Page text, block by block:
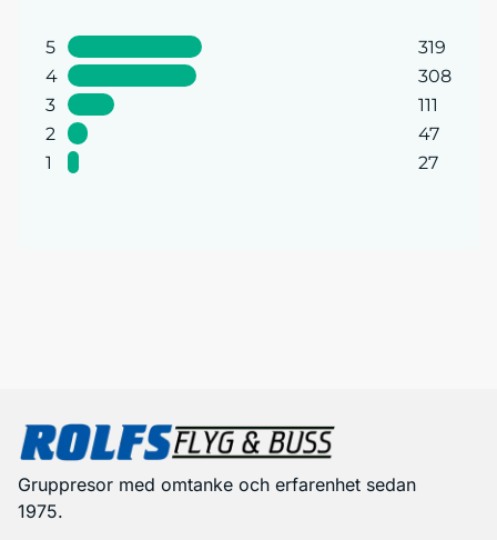
5
319
4
308
3
111
2
47
1
27
Gruppresor med omtanke och erfarenhet sedan
1975.